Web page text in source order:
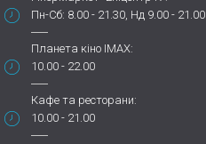
Пн-Сб: 8.00 - 21.30, Нд 9.00 - 21.00
Планета кіно IMAX:
10.00 - 22.00
Кафе та ресторани:
10.00 - 21.00